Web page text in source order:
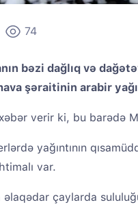
74
bəzi dağlıq və
şəraitinin arabir
xəbər verir ki, bu barədə
yağıntının
var.
əlaqədar çaylarda